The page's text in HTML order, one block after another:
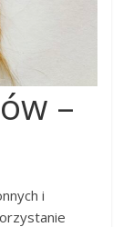
–
i